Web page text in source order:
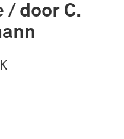
door C.